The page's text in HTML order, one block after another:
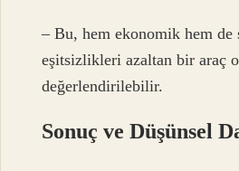
– Bu, hem ekonomik hem de
eşitsizlikleri azaltan bir araç
değerlendirilebilir.
Sonuç ve Düşünsel